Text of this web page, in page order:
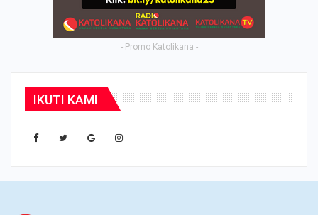
- Promo Katolikana -
IKUTI KAMI